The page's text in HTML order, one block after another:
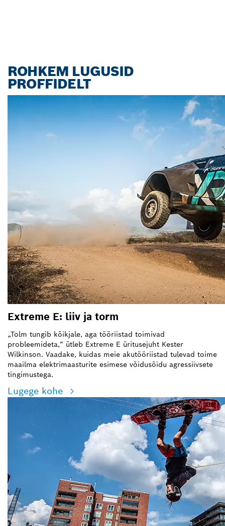
ROHKEM LUGUSID
PROFFIDELT
Extreme E: liiv ja torm
„Tolm tungib kõikjale, aga tööriistad toimivad
probleemideta,“ ütleb Extreme E üritusejuht Kester
Wilkinson. Vaadake, kuidas meie akutööriistad tulevad toime
maailma elektrimaasturite esimese võidusõidu agressiivsete
tingimustega.
Lugege kohe